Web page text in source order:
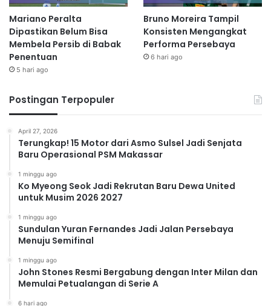
Mariano Peralta
Dipastikan Belum Bisa
Membela Persib di Babak
Penentuan
5 hari ago
Bruno Moreira Tampil
Konsisten Mengangkat
Performa Persebaya
6 hari ago
Postingan Terpopuler
April 27, 2026
Terungkap! 15 Motor dari Asmo Sulsel Jadi Senjata
Baru Operasional PSM Makassar
1 minggu ago
Ko Myeong Seok Jadi Rekrutan Baru Dewa United
untuk Musim 2026 2027
1 minggu ago
Sundulan Yuran Fernandes Jadi Jalan Persebaya
Menuju Semifinal
1 minggu ago
John Stones Resmi Bergabung dengan Inter Milan dan
Memulai Petualangan di Serie A
6 hari ago